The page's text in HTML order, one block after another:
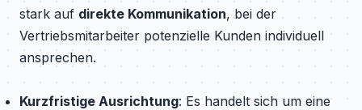
stark auf direkte Kommunikation, bei der
Vertriebsmitarbeiter potenzielle Kunden individuell
ansprechen.
Kurzfristige Ausrichtung: Es handelt sich um eine